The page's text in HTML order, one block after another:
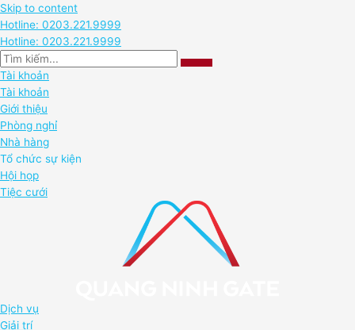
Skip to content
Hotline: 0203.221.9999
Hotline: 0203.221.9999
Tài khoản
Tài khoản
Giới thiệu
Phòng nghỉ
Nhà hàng
Tổ chức sự kiện
Hội họp
Tiệc cưới
Dịch vụ
Giải trí